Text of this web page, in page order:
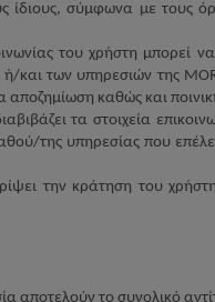
σύμφωνα με τους
του χρήστη μπορεί
ή/και των υπηρεσιών της
καθώς και
τα στοιχεία
της υπηρεσίας που
την κράτηση του
αποτελούν το συνολικό